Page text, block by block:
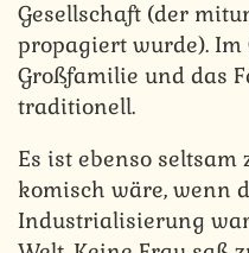
Gesellschaft (der
propagiert wurde). Im
Großfamilie und das
traditionell.
Es ist ebenso seltsam
komisch wäre, wenn
Industrialisierung